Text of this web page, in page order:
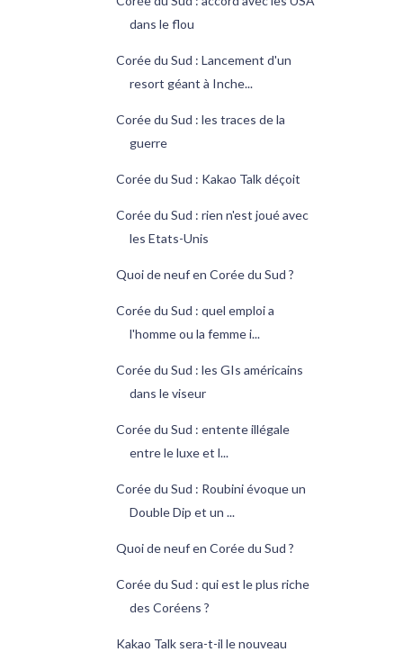
dans le flou
Corée du Sud : Lancement d'un
resort géant à Inche...
Corée du Sud : les traces de la
guerre
Corée du Sud : Kakao Talk déçoit
Corée du Sud : rien n'est joué avec
les Etats-Unis
Quoi de neuf en Corée du Sud ?
Corée du Sud : quel emploi a
l'homme ou la femme i...
Corée du Sud : les GIs américains
dans le viseur
Corée du Sud : entente illégale
entre le luxe et l...
Corée du Sud : Roubini évoque un
Double Dip et un ...
Quoi de neuf en Corée du Sud ?
Corée du Sud : qui est le plus riche
des Coréens ?
Kakao Talk sera-t-il le nouveau